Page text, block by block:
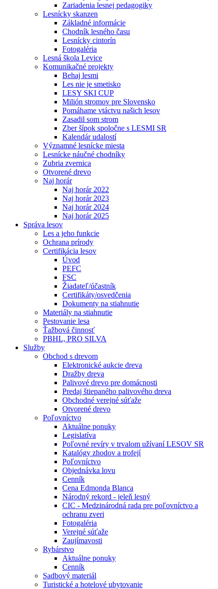
Zariadenia lesnej pedagogiky
Lesnícky skanzen
Základné informácie
Chodník lesného času
Lesnícky cintorín
Fotogaléria
Lesná škola Levice
Komunikačné projekty
Behaj lesmi
Les nie je smetisko
LESY SKI CUP
Milión stromov pre Slovensko
Pomáhame vtáctvu našich lesov
Zasadil som strom
Zber šípok spoločne s LESMI SR
Kalendár udalostí
Významné lesnícke miesta
Lesnícke náučné chodníky
Zubria zvernica
Otvorené drevo
Naj horár
Naj horár 2022
Naj horár 2023
Naj horár 2024
Naj horár 2025
Správa lesov
Les a jeho funkcie
Ochrana prírody
Certifikácia lesov
Úvod
PEFC
FSC
Žiadateľ/účastník
Certifikáty/osvedčenia
Dokumenty na stiahnutie
Materiály na stiahnutie
Pestovanie lesa
Ťažbová činnosť
PBHL, PRO SILVA
Služby
Obchod s drevom
Elektronické aukcie dreva
Dražby dreva
Palivové drevo pre domácnosti
Predaj štiepaného palivového dreva
Obchodné verejné súťaže
Otvorené drevo
Poľovníctvo
Aktuálne ponuky
Legislatíva
Poľovné revíry v trvalom užívaní LESOV SR
Katalógy zhodov a trofejí
Poľovníctvo
Objednávka lovu
Cenník
Cena Edmonda Blanca
Národný rekord - jeleň lesný
CIC - Medzinárodná rada pre poľovníctvo a
ochranu zveri
Fotogaléria
Verejné súťaže
Zaujímavosti
Rybárstvo
Aktuálne ponuky
Cenník
Sadbový materiál
Turistické a hotelové ubytovanie